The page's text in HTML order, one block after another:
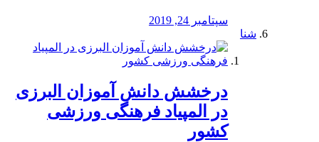
سپتامبر 24, 2019
شنا
درخشش دانش آموزان البرزی
در المپیاد فرهنگی ورزشی
کشور